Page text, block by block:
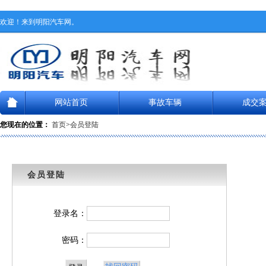
欢迎！来到明阳汽车网。
网站首页 事故车辆 成交
您现在的位置： 首页>会员登陆
会员登陆
登录名：
密码：